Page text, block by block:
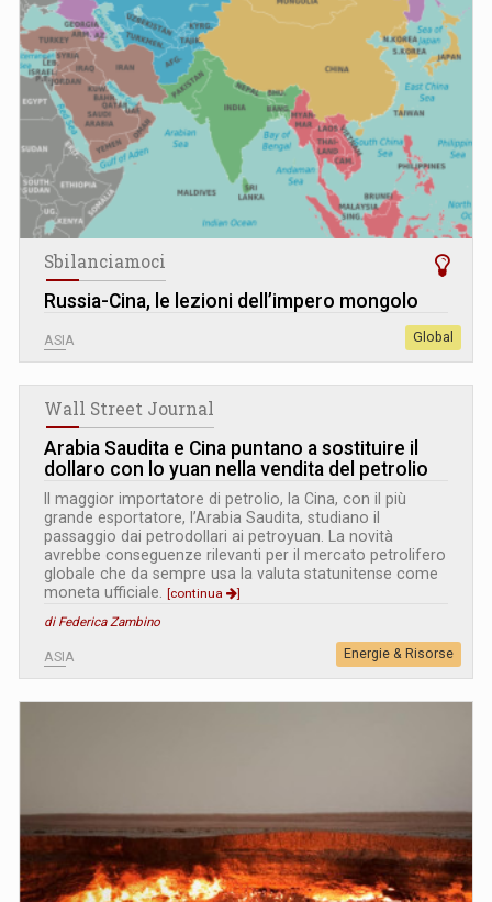
Sbilanciamoci
Russia-Cina, le lezioni dell’impero mongolo
ASIA Global
Wall Street Journal
Arabia Saudita e Cina puntano a sostituire il
dollaro con lo yuan nella vendita del petrolio
Il maggior importatore di petrolio, la Cina, con il più
grande esportatore, l’Arabia Saudita, studiano il
passaggio dai petrodollari ai petroyuan. La novità
avrebbe conseguenze rilevanti per il mercato petrolifero
globale che da sempre usa la valuta statunitense come
moneta ufficiale. [continua
]
di Federica Zambino
ASIA Energie & Risorse